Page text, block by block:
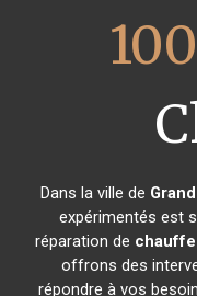
Dans la ville de
expérimentés est
réparation de
offrons des
répondre à vos